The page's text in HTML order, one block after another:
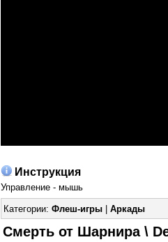
Инструкция
Управление - мышь
Категории: Флеш-игры| Аркады
Смерть от Шарнира \